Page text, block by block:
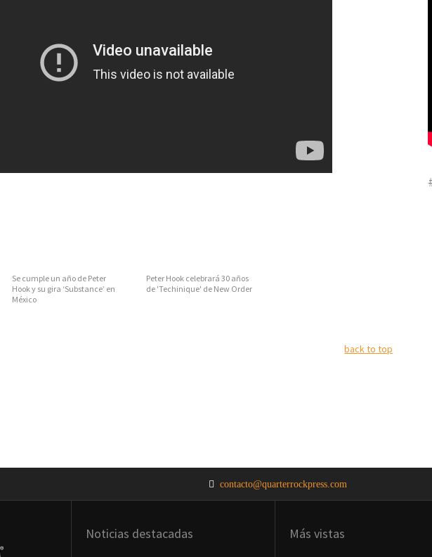
Se cumple un año de Peter
Hook y su gira ‘Substance’ en
México
Peter Hook celebrará 30 años
de 'Techinique' de New Order
back to top
contacto@quarterrockpress.com
Noticias destacadas Más vistas